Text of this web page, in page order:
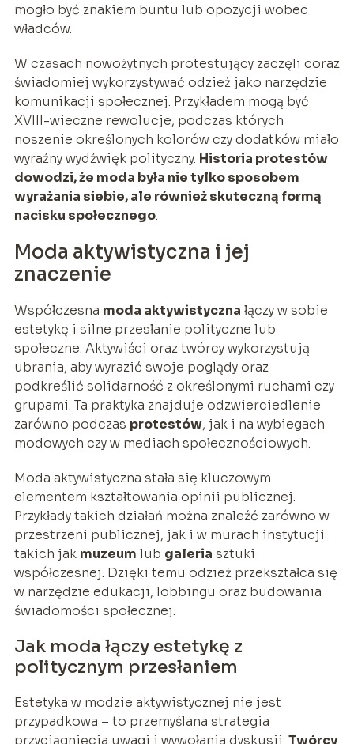
mogło być znakiem buntu lub opozycji wobec
władców.
W czasach nowożytnych protestujący zaczęli coraz
świadomiej wykorzystywać odzież jako narzędzie
komunikacji społecznej. Przykładem mogą być
XVIII-wieczne rewolucje, podczas których
noszenie określonych kolorów czy dodatków miało
wyraźny wydźwięk polityczny. Historia protestów
dowodzi, że moda była nie tylko sposobem
wyrażania siebie, ale również skuteczną formą
nacisku społecznego.
Moda aktywistyczna i jej
znaczenie
Współczesna moda aktywistyczna łączy w sobie
estetykę i silne przesłanie polityczne lub
społeczne. Aktywiści oraz twórcy wykorzystują
ubrania, aby wyrazić swoje poglądy oraz
podkreślić solidarność z określonymi ruchami czy
grupami. Ta praktyka znajduje odzwierciedlenie
zarówno podczas protestów, jak i na wybiegach
modowych czy w mediach społecznościowych.
Moda aktywistyczna stała się kluczowym
elementem kształtowania opinii publicznej.
Przykłady takich działań można znaleźć zarówno w
przestrzeni publicznej, jak i w murach instytucji
takich jak muzeum lub galeria sztuki
współczesnej. Dzięki temu odzież przekształca się
w narzędzie edukacji, lobbingu oraz budowania
świadomości społecznej.
Jak moda łączy estetykę z
politycznym przesłaniem
Estetyka w modzie aktywistycznej nie jest
przypadkowa – to przemyślana strategia
przyciągnięcia uwagi i wywołania dyskusji. Twórcy